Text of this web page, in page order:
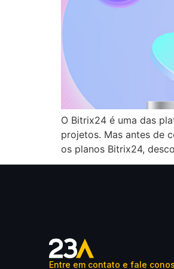
O Bitrix24 é uma das
projetos. Mas antes de
os planos Bitrix24,
Entre em contato e fale